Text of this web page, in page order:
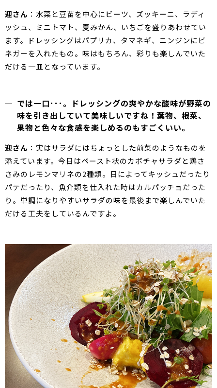
迎さん ：水菜と豆苗を中心にビーツ、ズッキーニ、ラディ
ッシュ、ミニトマト、夏みかん、いちごを盛りあわせてい
ます。ドレッシングはパプリカ、タマネギ、ニンジンにビ
ネガーを入れたもの。味はもちろん、彩りも楽しんでいた
だける一皿となっています。
では一口･･･。ドレッシングの爽やかな酸味が野菜の
味を引き出していて美味しいですね！葉物、根菜、
果物と色々な食感を楽しめるのもすごくいい。
迎さん ：実はサラダにはちょっとした前菜のようなものを
添えています。今日はペースト状のカボチャサラダと鶏さ
さみのレモンマリネの2種類。日によってキッシュだったり
パテだったり、魚介類を仕入れた時はカルパッチョだった
り。単調になりやすいサラダの味を最後まで楽しんでいた
だける工夫をしているんですよ。